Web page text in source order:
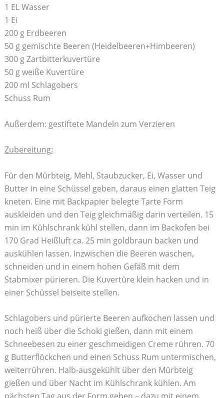
1 EL Wasser
1 Ei
200 g Erdbeeren
50 g gemischte Beeren (Heidelbeeren+Himbeeren)
300 g Zartbitterkuvertüre
50 g weiße Kuvertüre
200 ml Schlagobers
Schuss Rum
Außerdem: gestiftete Mandeln zum Verzieren
Zubereitung:
Für den Mürbteig, Mehl, Staubzucker, Ei, Wasser und
Butter in eine Schüssel geben, daraus einen glatten Teig
kneten. Eine mit Backpapier belegte Tarte Form
auskleiden und den Teig gleichmäßig darin verteilen. 15
min im Kühlschrank kühl stellen, dann im Backofen bei
170 Grad Heißluft ca. 25 min goldbraun backen und
auskühlen lassen. Inzwischen die Beeren waschen,
schneiden und in einem hohen Gefäß mit dem
Stabmixer pürieren. Die Kuvertüre klein hacken und in
einer Schüssel beiseite stellen.
Schlagobers und pürierte Beeren aufkochen lassen und
noch heiß über die Schoki gießen, dann mit einem
Schneebesen zu einer geschmeidigen Creme rühren. 70
g Butterflöckchen und einen Schuss Rum untermischen,
weiterrühren. Halb-ausgekühlt über den Mürbteig
gießen und über Nacht im Kühlschrank kühlen. Am